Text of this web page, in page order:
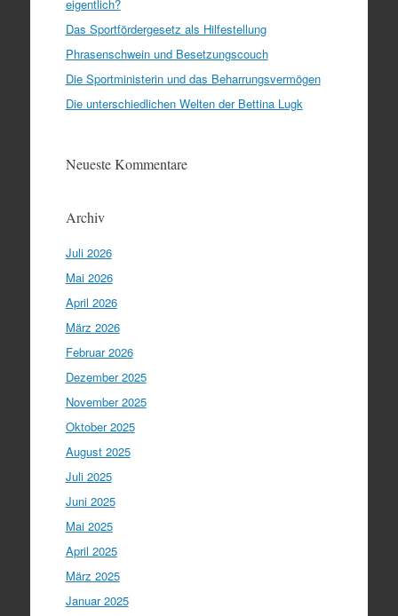
eigentlich?
Das Sportfördergesetz als Hilfestellung
Phrasenschwein und Besetzungscouch
Die Sportministerin und das Beharrungsvermögen
Die unterschiedlichen Welten der Bettina Lugk
Neueste Kommentare
Archiv
Juli 2026
Mai 2026
April 2026
März 2026
Februar 2026
Dezember 2025
November 2025
Oktober 2025
August 2025
Juli 2025
Juni 2025
Mai 2025
April 2025
März 2025
Januar 2025